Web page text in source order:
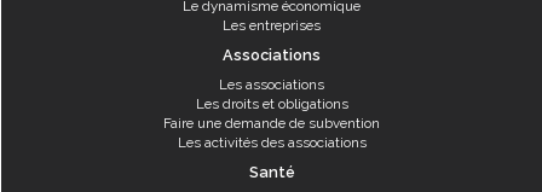
Le dynamisme économique
Les entreprises
Associations
Les associations
Les droits et obligations
Faire une demande de subvention
Les activités des associations
Santé